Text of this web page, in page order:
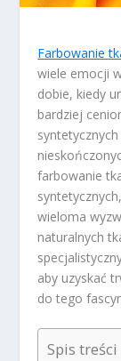
Farbowanie
wiele emocji
dobie, kiedy
bardziej
farbowanie
wieloma
naturalnych
aby uzyskać
do tego
Spis treści